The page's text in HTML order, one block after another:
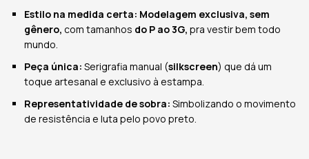
Estilo na medida certa: Modelagem exclusiva, sem
gênero, com tamanhos do P ao 3G, pra vestir bem todo
mundo.
Peça única: Serigrafia manual (silkscreen) que dá um
toque artesanal e exclusivo à estampa.
Representatividade de sobra: Simbolizando o movimento
de resistência e luta pelo povo preto.